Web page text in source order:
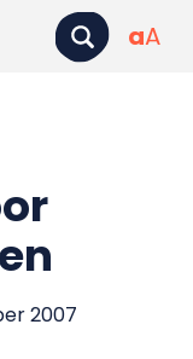
aA
2007